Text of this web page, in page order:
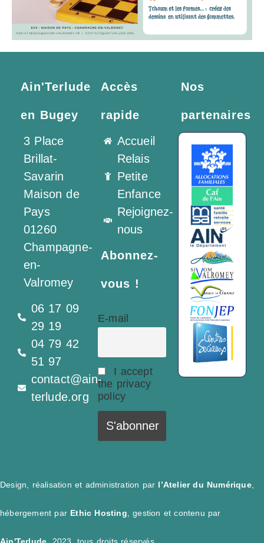
Ain'Terlude
en Bugey
3 Place
Brillat-
Savarin
Maison de
Pays
01260
Champagne-
en-
Valromey
06 17 09
29 19
04 79 42
51 97
contact@ain-
terlude.org
Accès
rapide
Accueil
Relais
Petite
Enfance
Rejoignez-
nous
Abonnez-
vous !
E-mail
I accept
the privacy
policy
Nos
partenaires
Design, réalisation et administration par l’Atelier du Numérique,
hébergement par Ethic Hosting , gestion et contenu par